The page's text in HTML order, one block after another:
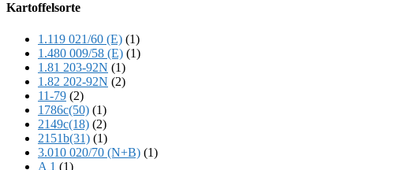
Content
Kartoffelsorte
1.119 021/60 (E) (1)
1.480 009/58 (E) (1)
1.81 203-92N (1)
1.82 202-92N (2)
11-79 (2)
1786c(50) (1)
2149c(18) (2)
2151b(31) (1)
3.010 020/70 (N+B) (1)
A 1 (1)